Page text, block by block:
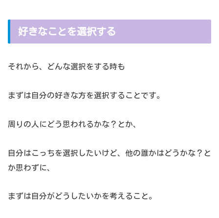
好きなことを選択する
それから、どんな選択をする時も
まずは自分の好きな方を選択することです。
周りの人にどう思われるかな？とか、
自分はこっちを選択したいけど、他の誰かはどうかな？と
か思わずに、
まずは自分がどうしたいかを考えること。